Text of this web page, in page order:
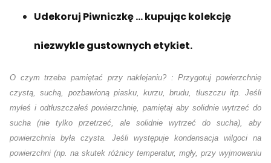
Udekoruj Piwniczkę ... kupując kolekcję
niezwykle gustownych etykiet.
O czym trzeba pamiętać przy naklejaniu? : Przygotuj powierzchnię
czystą, suchą, pozbawioną piasku, kurzu, brudu, tłuszczu itp. Jeśli
myłeś i odtłuszczałeś powierzchnię, pamiętaj aby solidnie wytrzeć do
sucha (nie tylko przetrzeć, ale solidnie wytrzeć do sucha), aby
powierzchnia była czysta. Jeśli występuje kondensacja wilgoci na
powierzchni (np. na skutek różnicy temperatur, mgły, przy wyjmowaniu